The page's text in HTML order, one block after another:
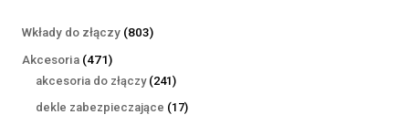
Wkłady do złączy 803803
Akcesoria 471471
produktów
akcesoria do złączy 241241
produktów
dekle zabezpieczające 1717